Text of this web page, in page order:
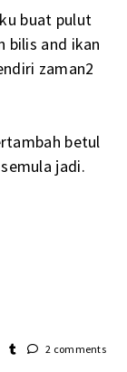
buat pulut
bilis and ikan
zaman2
betul
jadi.
2 comments